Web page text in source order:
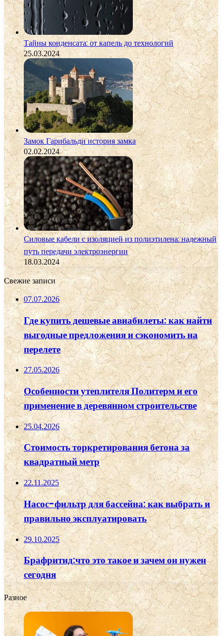
Тайны конденсата: от капель до технологий
25.03.2024
Замок Гарибальди история замка
02.02.2024
Силовые кабели с изоляцией из полиэтилена: надежный
путь передачи электроэнергии
18.03.2024
Свежие записи
07.07.2026
Где купить дешевые авиабилеты: как найти
выгодные предложения и сэкономить на
перелете
27.05.2026
Особенности утеплителя Политерм и его
применение в деревянном строительстве
25.04.2026
Стоимость торкретирования бетона за
квадратный метр
22.11.2025
Насос-фильтр для бассейна: как выбрать и
правильно эксплуатировать
29.10.2025
Брафритид:что это такое и зачем он нужен
сегодня
Разное